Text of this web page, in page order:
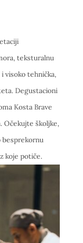
teksturalnu
i visoko tehnička,
Degustacioni
Kosta Brave
Očekujte školjke,
besprekornu
koje potiče.